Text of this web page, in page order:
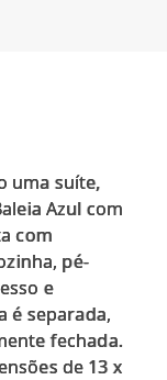
uma suíte,
Azul com
com
pé-
e
é separada,
fechada.
de 13 x